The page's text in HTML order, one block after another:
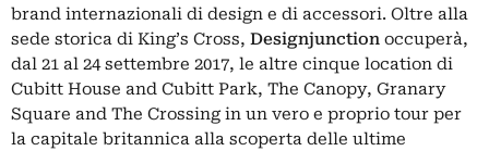
brand internazionali di design e di accessori. Oltre alla
sede storica di King’s Cross, Designjunction occuperà,
dal 21 al 24 settembre 2017, le altre cinque location di
Cubitt House and Cubitt Park, The Canopy, Granary
Square and The Crossing in un vero e proprio tour per
la capitale britannica alla scoperta delle ultime